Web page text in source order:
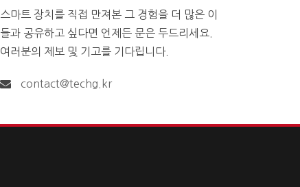
스마트 장치를 직접 만져본 그 경험을 더 많은 이
들과 공유하고 싶다면 언제든 문은 두드리세요.
여러분의 제보 및 기고를 기다립니다.
contact@techg.kr